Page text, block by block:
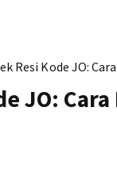
Resi Kode JO:
JO: